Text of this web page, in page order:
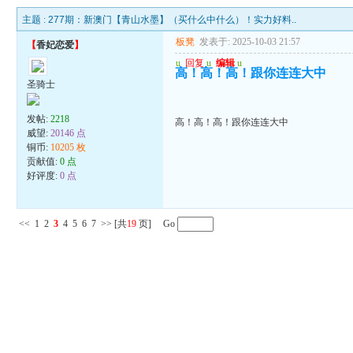
主题 :277期：新澳门【青山水墨】（买什么中什么）！实力好料..
【香妃恋爱】
圣骑士
发帖:2218
威望:20146 点
铜币: 10205 枚
贡献值:0 点
好评度:0 点
板凳 发表于: 2025-10-03 21:57
u 回复 u 编辑 u
高！高！高！跟你连连大中
高！高！高！跟你连连大中
<< 1 2 3 4 5 6 7 >> [共19 页] Go